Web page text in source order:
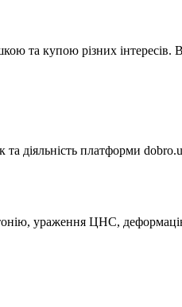
та купою різних
діяльність платформи
ураження ЦНС,